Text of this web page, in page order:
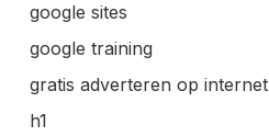
google sites
google training
gratis adverteren op internet
h1